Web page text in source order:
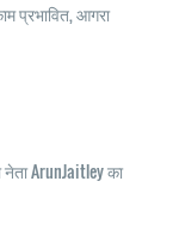
प्रभावित, आगरा
नेता ArunJaitley का